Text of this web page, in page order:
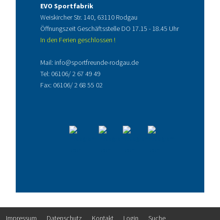
EVO Sportfabrik
Weiskircher Str. 140, 63110 Rodgau
Öffnungszeit Geschäftsstelle DO 17.15 - 18.45 Uhr
In den Ferien geschlossen !
Mail: info@sportfreunde-rodgau.de
Tel: 06106/ 2 67 49 49
Fax: 06106/ 2 68 55 02